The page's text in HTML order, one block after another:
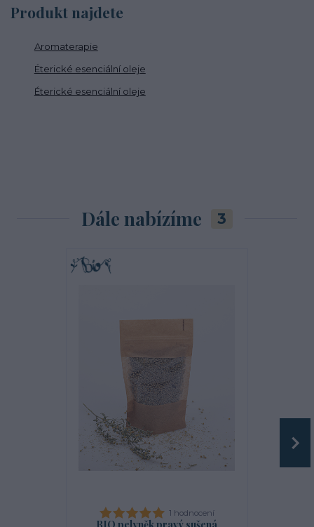
Produkt najdete
Aromaterapie
Éterické esenciální oleje
Éterické esenciální oleje
Dále nabízíme 3
1 hodnocení